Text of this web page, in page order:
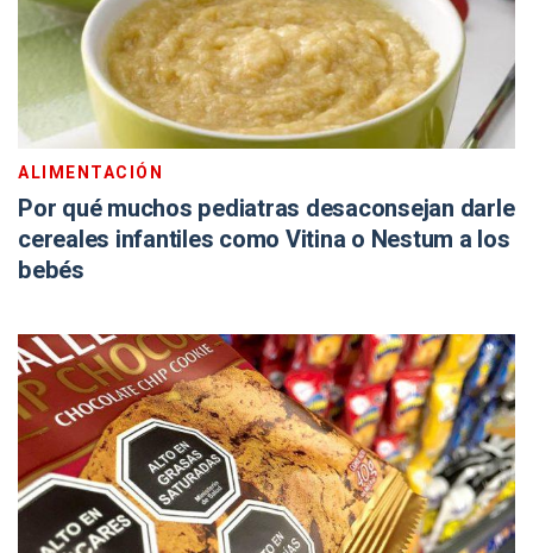
ALIMENTACIÓN
Por qué muchos pediatras desaconsejan darle
cereales infantiles como Vitina o Nestum a los
bebés